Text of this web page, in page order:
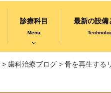
診療科目
Menu
最新の設備
> 歯科治療ブログ > 骨を再生する